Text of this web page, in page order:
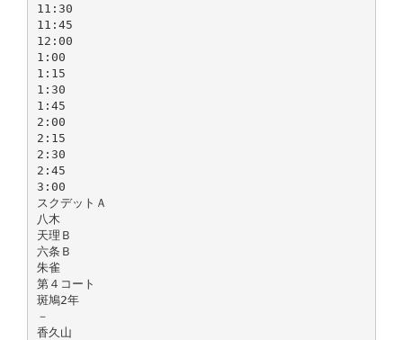
11:30
11:45
12:00
1:00
1:15
1:30
1:45
2:00
2:15
2:30
2:45
3:00
スクデットＡ
八木
天理Ｂ
六条Ｂ
朱雀
第４コート
斑鳩2年
－
香久山